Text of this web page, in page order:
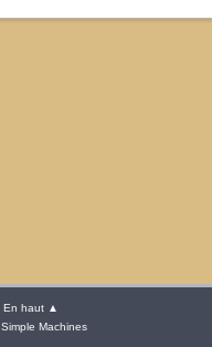
En haut ▲
Simple Machines